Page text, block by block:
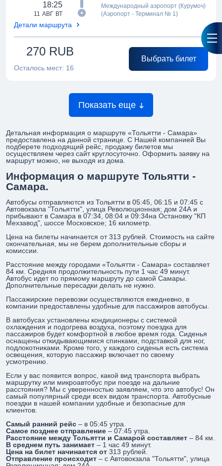
11 АВГ ВТ
18:25
Международный аэропорт (Курумоч)
(Аэропорт - Терминал № 1)
Детали маршрута
270 RUB
Осталось мест: 16
Выбрать билет
Показать еще
Детальная информация о маршруте «Тольятти - Самара»
предоставлена на данной странице. С Нашей компанией Вы
подберете подходящий рейс, продажу билетов мы
осуществляем через сайт круглосуточно. Оформить заявку на
маршрут можно, не выходя из дома.
Информация о маршруте Тольятти -
Самара.
Автобусы отправляются из Тольятти в 05:45, 06:15 и 07:45 с
Автовокзала "Тольятти", улица Революционная; дом 24А и
прибывают в Самара в 07:34, 08:04 и 09:34на Остановку "КП
Мехзавод", шоссе Московское; 16 километр.
Цена на билеты начинается от 313 рублей. Стоимость на сайте
окончательная, мы не берем дополнительные сборы и
комиссии.
Расстояние между городами «Тольятти - Самара» составляет
84 км. Средняя продолжительность пути 1 час 49 минут.
Автобус идет по прямому маршруту до самой Самары.
Дополнительные пересадки делать не нужно.
Пассажирские перевозки осуществляются ежедневно, в
компании предоставлены удобные для пассажиров автобусы.
В автобусах установлены кондиционеры с системой
охлаждения и подогрева воздуха, поэтому поездка для
пассажиров будет комфортной в любое время года. Сиденья
оснащены откидывающимися спинками, подставкой для ног,
подлокотниками. Кроме того, у каждого сиденья есть система
освещения, которую пассажир включает по своему
усмотрению.
Если у вас появится вопрос, какой вид транспорта выбрать
маршрутку или микроавтобус при поезде на дальние
расстояния? Мы с уверенностью заявляем, что это автобус! Он
самый популярный среди всех видом транспорта. Автобусные
поездки в нашей компании удобные и безопасные для
клиентов.
Самый ранний рейс – в 05:45 утра.
Самое позднее отправление – 07:45 утра.
Расстояние между Тольятти и Самарой составляет – 84 км.
В среднем путь занимает – 1 час 49 минут.
Цена на билет начинается от 313 рублей.
Отправление происходит – с Автовокзала "Тольятти", улица